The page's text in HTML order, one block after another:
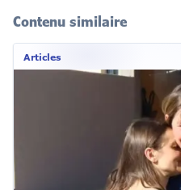
Contenu similaire
Articles